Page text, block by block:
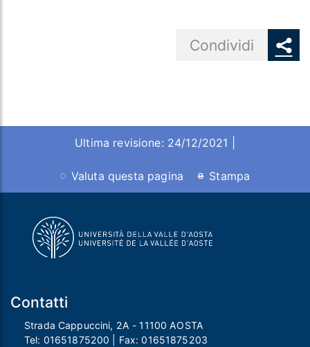
Condividi
Ultima revisione: 24/12/2021 |
Valuta questa pagina Stampa
Contatti
Strada Cappuccini, 2A - 11100 AOSTA
Tel: 01651875200 | Fax:01651875203